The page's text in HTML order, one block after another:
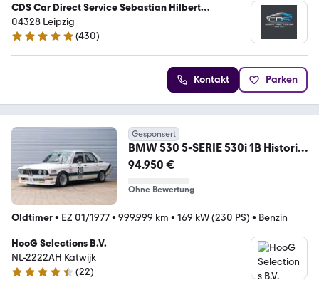
CDS Car Direct Service Sebastian Hilbert
Automobile
04328 Leipzig
4.8 Sterne
(430)
Kontakt Parken
Gesponsert
BMW 530 5-SERIE 530i 1B Historic
race car
94.950 €
Ohne Bewertung
Oldtimer• EZ 01/1977• 999.999 km • 169 kW (230 PS) • Benzin
HooG Selections B.V.
NL-2222AH Katwijk
4.3 Sterne
(22)